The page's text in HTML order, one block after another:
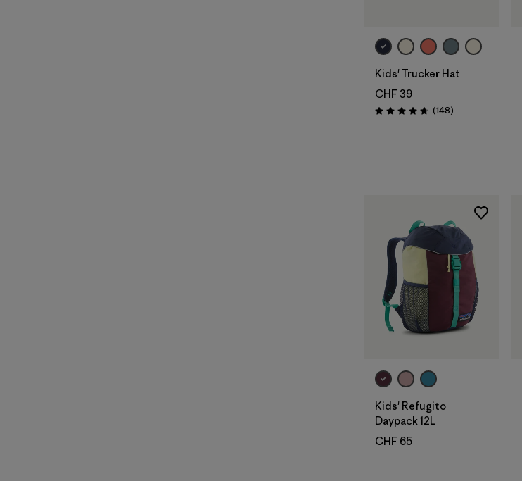
Kids' Trucker Hat
CHF 39
Évaluation: 4.7 / 5
(148Avis
)
Ajouter au
panier
Kids' Refugito
Daypack 12L
CHF 65